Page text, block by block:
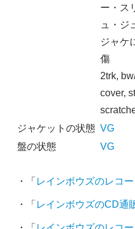
ー・ス
ュ・ジ
ジャケ
傷
2trk,
cover,
ジャケットの状態 VG
盤の状態
VG
・「 レインボウズのレコ
・「 レインボウズのCD通